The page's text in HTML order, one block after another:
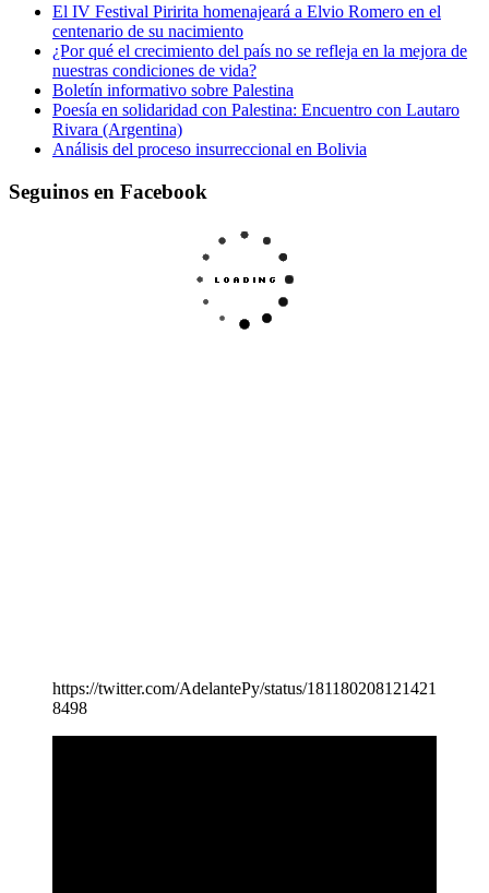
El IV Festival Piririta homenajeará a Elvio Romero en el
centenario de su nacimiento
¿Por qué el crecimiento del país no se refleja en la mejora de
nuestras condiciones de vida?
Boletín informativo sobre Palestina
Poesía en solidaridad con Palestina: Encuentro con Lautaro
Rivara (Argentina)
Análisis del proceso insurreccional en Bolivia
Seguinos en Facebook
https://twitter.com/AdelantePy/status/181180208121421
8498